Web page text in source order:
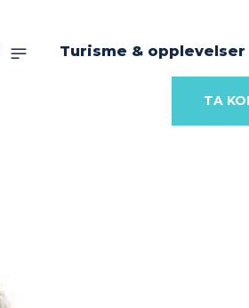
Turisme & opplevelser
TA